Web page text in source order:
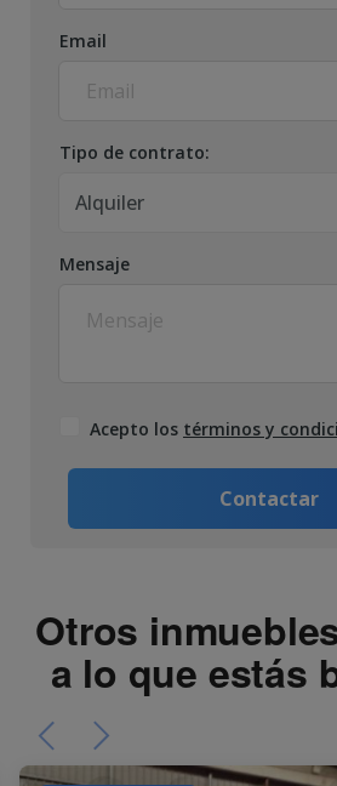
Email
Tipo de contrato:
Alquiler
Mensaje
Acepto los términos y
Contactar
Otros
a lo que estás